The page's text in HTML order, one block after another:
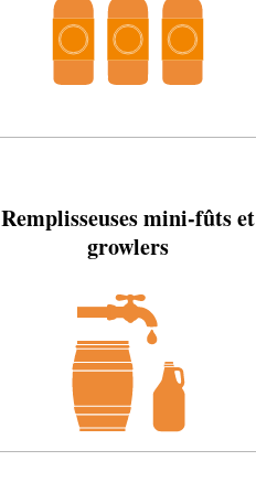
Remplisseuses mini-fûts et
growlers